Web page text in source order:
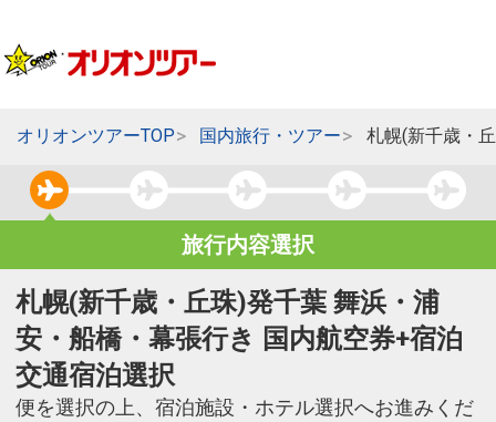
オリオンツアーTOP 国内旅行・ツアー 札幌(新千歳・
旅行内容選択
札幌(新千歳・丘珠)発千葉 舞浜・浦
安・船橋・幕張行き 国内航空券+宿泊
交通宿泊選択
便を選択の上、宿泊施設・ホテル選択へお進みくだ